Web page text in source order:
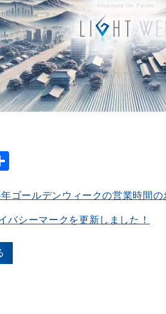
ゴールデンウィークの営業時間の
バシーマークを更新しました！